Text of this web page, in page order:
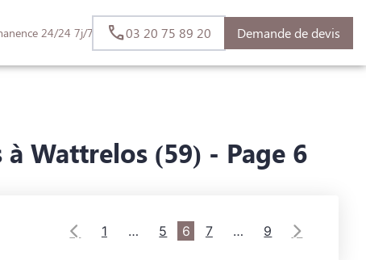
24/24 7j/7 03 20 75 89 20 Demande de devis
Wattrelos (59) - Page 6
1 … 5 6 7 … 9